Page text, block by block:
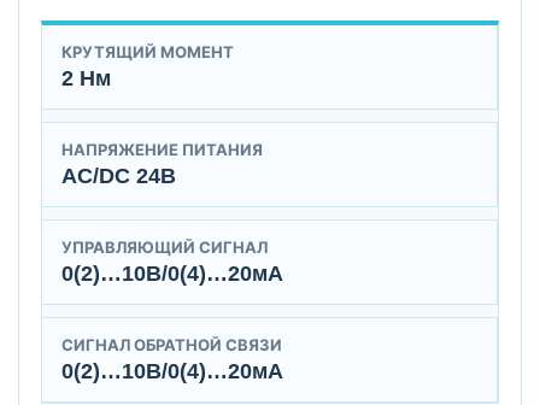
КРУТЯЩИЙ МОМЕНТ
2 Нм
НАПРЯЖЕНИЕ ПИТАНИЯ
AC/DC 24B
УПРАВЛЯЮЩИЙ СИГНАЛ
0(2)…10В/0(4)…20мА
СИГНАЛ ОБРАТНОЙ СВЯЗИ
0(2)…10В/0(4)…20мА